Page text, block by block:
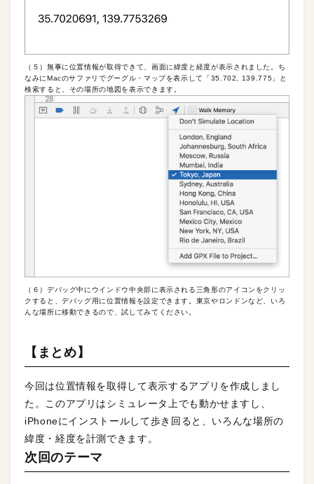
（５）無事に位置情報が取得できて、画面に緯度と経度が表示されました。ち
なみにMacのサファリでグーグル・マップを表示して「35.702, 139.775」と
検索すると、その場所の地図を表示できます。
（６）デバッグ中にウインドウ中央部に表示される三角形のアイコンをクリッ
クすると、デバッグ用に位置情報を設定できます。東京やロンドンなど、いろ
んな場所に移動できるので、試してみてください。
【まとめ】
今回は位置情報を取得して表示するアプリを作成しまし
た。このアプリはシミュレータ上でも動かせますし、
iPhoneにインストールして歩き回ると、いろんな場所の
緯度・経度を計測できます。
次回のテーマ